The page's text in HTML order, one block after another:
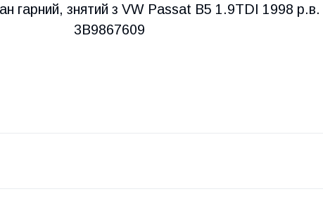
гарний, знятий з VW Passat B5 1.9TDI 1998 р.в.
3B9867609